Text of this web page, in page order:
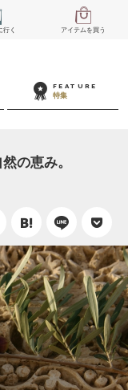
行く アイテムを買う
FEATURE
特集
の恵み。